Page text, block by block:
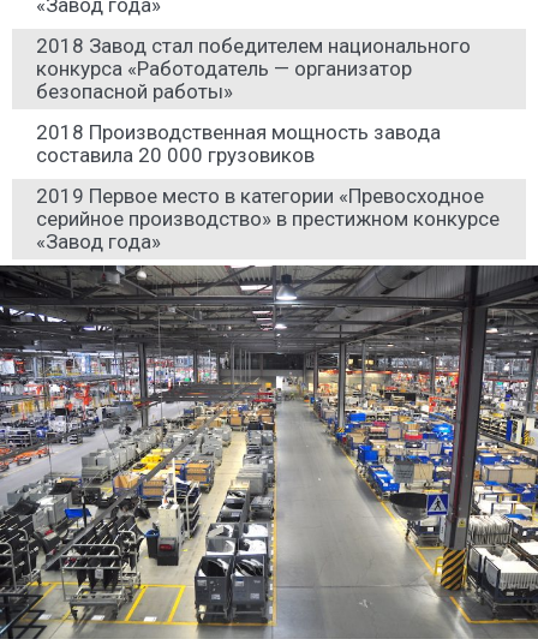
«Завод года»
2018 Завод стал победителем национального
конкурса «Работодатель — организатор
безопасной работы»
2018 Производственная мощность завода
составила 20 000 грузовиков
2019 Первое место в категории «Превосходное
серийное производство» в престижном конкурсе
«Завод года»